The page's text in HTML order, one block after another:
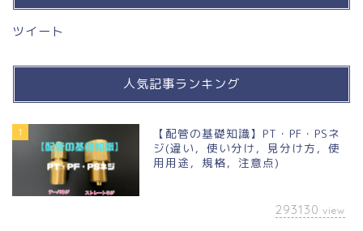
ツイート
人気記事ランキング
1
【配管の基礎知識】PT・PF・PSネ
ジ(違い，使い分け，見分け方，使
用用途，規格，注意点)
293130 view